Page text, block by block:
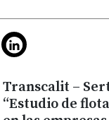
Transcalit –
“Estudio de